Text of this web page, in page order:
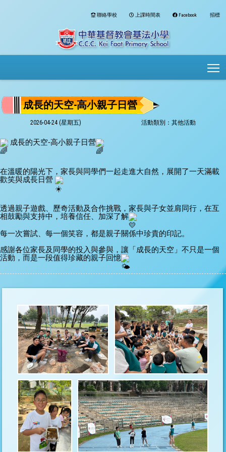
聯絡學校 上課時間表 Facebook 招標
成長的天空-高小親子日營
2026-04-24 (星期五) 活動類別：其他活動
成長的天空-高小親子日營
在溫暖的陽光下，家長與同學們一起走進大自然，展開了一天滿載
歡笑與成長日營
透過親子遊戲、歷奇活動及合作挑戰，家長與子女並肩同行，在互
相鼓勵與支持中，培養信任、加深了解
每一次嘗試、每一個笑容，都是親子關係中珍貴的印記。
感謝各位家長及同學的投入與參與，讓「成長的天空」不只是一個
活動，而是一段值得珍藏的親子回憶